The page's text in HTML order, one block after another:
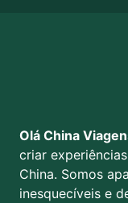
Olá China
criar
China. Somos
inesquecíveis e